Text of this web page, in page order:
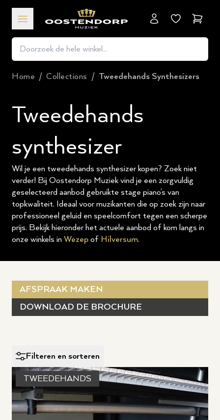
Home / Collections / Tweedehands Synthesizers
Tweedehands
synthesizer
Wil je een tweedehands synthesizer kopen? Zoek niet
verder! Bij Oostendorp Muziek vind je een zorgvuldig
geselecteerd aanbod gebruikte stage piano’s van
topkwaliteit. Ideaal voor muzikanten die op zoek zijn naar
professioneel geluid en speelcomfort tegen een scherpe
prijs. Bekijk hieronder het actuele aanbod of kom langs in
onze winkels in Wezep of Hilversum.
AFSPRAAK MAKEN
DOWNLOAD DE BROCHURE
Filteren en sorteren
TWEEDEHANDS